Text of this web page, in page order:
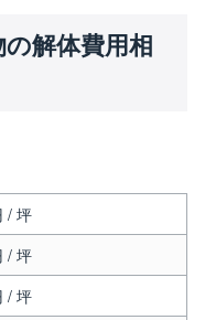
解体費用相
/ 坪
/ 坪
/ 坪